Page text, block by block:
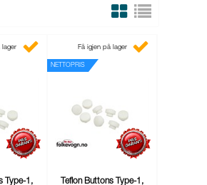
lager
Type-1,
NETTOPRIS
Få igjen på lager
Teflon Buttons Type-1,